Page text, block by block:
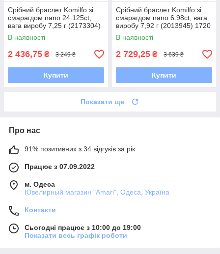
Срібний браслет Komilfo зі
смарагдом nano 24.125ct,
вага виробу 7,25 г (2173304)
1720 розмір
В наявності
2 436,75 ₴ 3 249 ₴
Купити
Срібний браслет Komilfo зі
смарагдом nano 6.98ct, вага
виробу 7,92 г (2013945) 1720
розмір
В наявності
2 729,25 ₴ 3 639 ₴
Купити
Показати ще
Про нас
91% позитивних з 34 відгуків за рік
Працює з 07.09.2022
м. Одеса
Ювелирный магазин "Amari", Одеса, Україна
Контакти
Сьогодні працює з 10:00 до 19:00
Показати весь графік роботи